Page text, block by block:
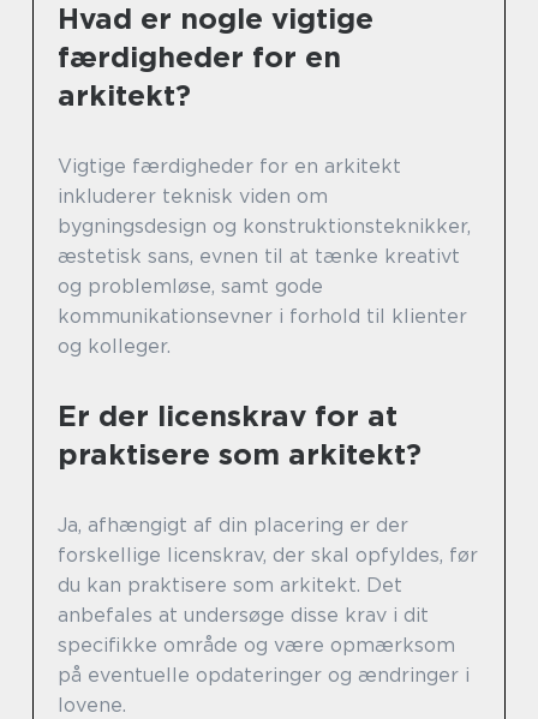
Hvad er nogle vigtige
færdigheder for en
arkitekt?
Vigtige færdigheder for en arkitekt
inkluderer teknisk viden om
bygningsdesign og konstruktionsteknikker,
æstetisk sans, evnen til at tænke kreativt
og problemløse, samt gode
kommunikationsevner i forhold til klienter
og kolleger.
Er der licenskrav for at
praktisere som arkitekt?
Ja, afhængigt af din placering er der
forskellige licenskrav, der skal opfyldes, før
du kan praktisere som arkitekt. Det
anbefales at undersøge disse krav i dit
specifikke område og være opmærksom
på eventuelle opdateringer og ændringer i
lovene.